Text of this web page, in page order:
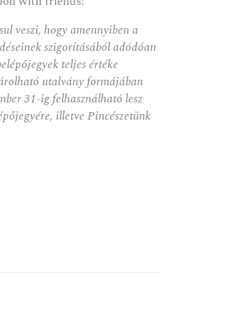
veszi, hogy amennyiben a
szigorításából adódóan
teljes értéke
utalvány formájában
31-ig felhasználható lesz
illetve Pincészetünk